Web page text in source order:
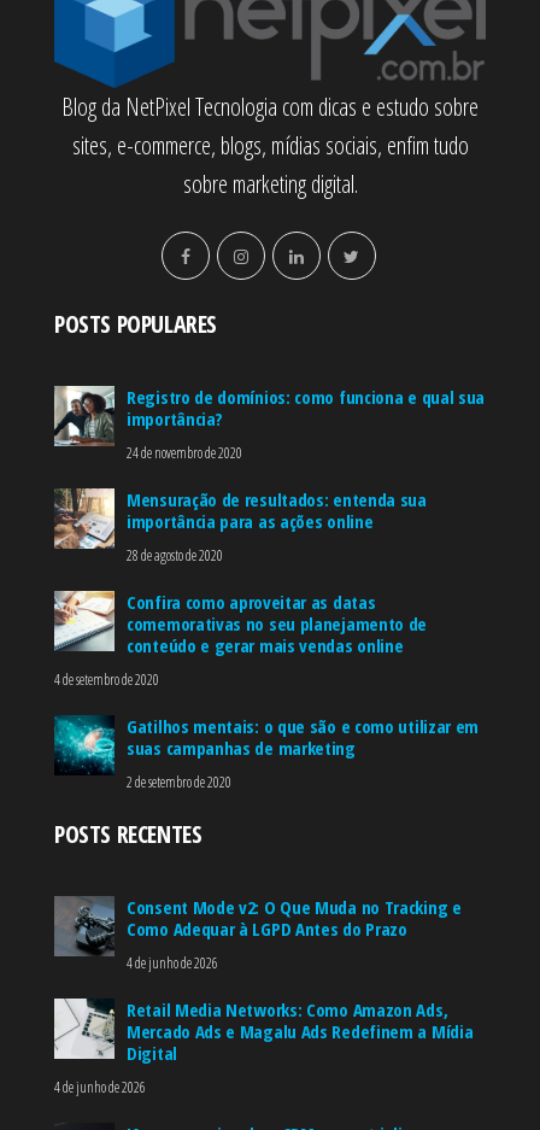
Blog da NetPixel Tecnologia com dicas e estudo sobre
sites, e-commerce, blogs, mídias sociais, enfim tudo
sobre marketing digital.
POSTS POPULARES
Registro de domínios: como funciona e qual sua
importância?
24 de novembro de 2020
Mensuração de resultados: entenda sua
importância para as ações online
28 de agosto de 2020
Confira como aproveitar as datas
comemorativas no seu planejamento de
conteúdo e gerar mais vendas online
4 de setembro de 2020
Gatilhos mentais: o que são e como utilizar em
suas campanhas de marketing
2 de setembro de 2020
POSTS RECENTES
Consent Mode v2: O Que Muda no Tracking e
Como Adequar à LGPD Antes do Prazo
4 de junho de 2026
Retail Media Networks: Como Amazon Ads,
Mercado Ads e Magalu Ads Redefinem a Mídia
Digital
4 de junho de 2026